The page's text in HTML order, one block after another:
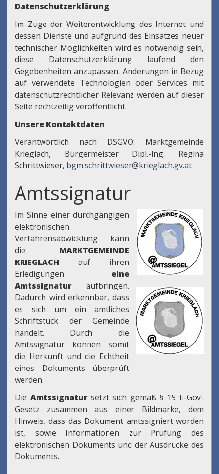
Datenschutzerklärung
Im Zuge der Weiterentwicklung des Internet und
dessen Dienste und aufgrund des Einsatzes neuer
technischer Möglichkeiten wird es notwendig sein,
diese Datenschutzerklärung laufend den
Gegebenheiten anzupassen. Änderungen in Bezug
auf verwendete Technologien oder Services mit
datenschutzrechtlicher Relevanz werden auf dieser
Seite rechtzeitig veröffentlicht.
Unsere Kontaktdaten
Verantwortlich nach DSGVO: Marktgemeinde
Krieglach, Bürgermeister Dipl.-Ing. Regina
Schrittwieser, bgm.schrittwieser@krieglach.gv.at
Amtssignatur
Im Sinne einer durchgängigen
elektronischen
Verfahrensabwicklung kann
die MARKTGEMEINDE
KRIEGLACH auf ihren
Erledigungen eine
Amtssignatur aufbringen.
Dadurch wird erkennbar, dass
es sich um ein amtliches
Schriftstück der Gemeinde
handelt. Durch die
Amtssignatur können somit
die Herkunft und die Echtheit
eines Dokuments überprüft
werden.
DieAmtssignatursetzt sich gemäß § 19 E-Gov-
Gesetz zusammen aus einer Bildmarke, dem
Hinweis, dass das Dokument amtssigniert worden
ist, sowie Informationen zur Prüfung des
elektronischen Dokuments und der Ausdrucke des
Dokuments.